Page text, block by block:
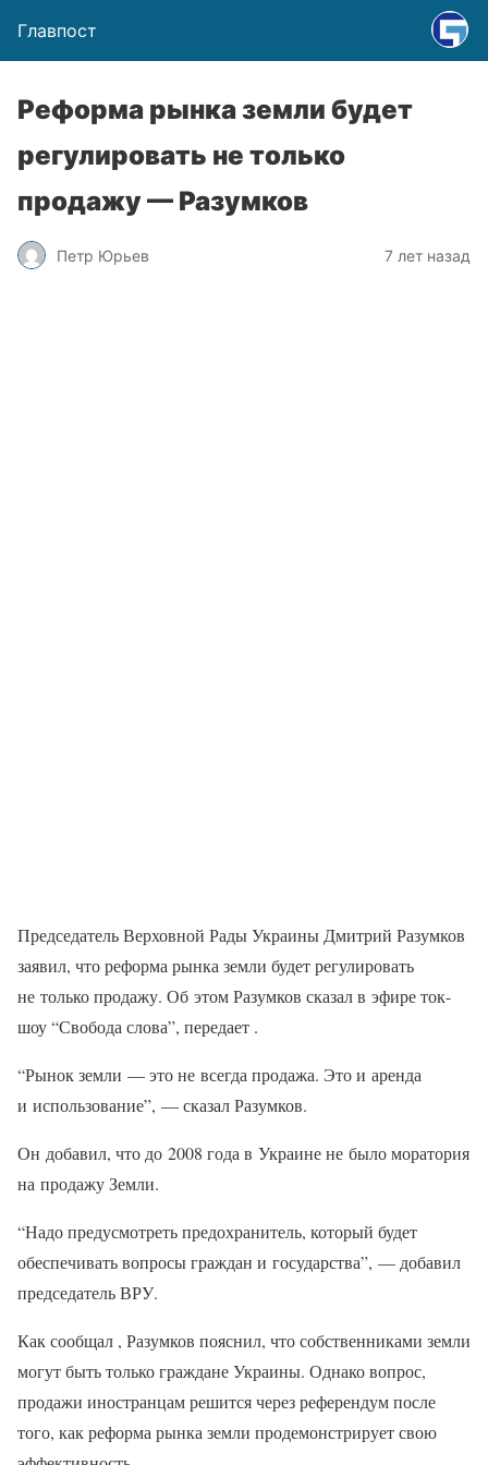
Главпост
Реформа рынка земли будет
регулировать не только
продажу — Разумков
Петр Юрьев 7 лет назад
Председатель Верховной Рады Украины Дмитрий Разумков
заявил, что реформа рынка земли будет регулировать
не только продажу. Об этом Разумков сказал в эфире ток-
шоу “Свобода слова”, передает .
“Рынок земли — это не всегда продажа. Это и аренда
и использование”, — сказал Разумков.
Он добавил, что до 2008 года в Украине не было моратория
на продажу Земли.
“Надо предусмотреть предохранитель, который будет
обеспечивать вопросы граждан и государства”, — добавил
председатель ВРУ.
Как сообщал , Разумков пояснил, что собственниками земли
могут быть только граждане Украины. Однако вопрос,
продажи иностранцам решится через референдум после
того, как реформа рынка земли продемонстрирует свою